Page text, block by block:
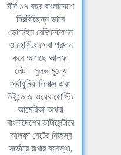
দীর্ঘ ১৭ বছর বাংলাদেশে
নিরবিচ্ছিন্ন ভাবে
ডোমেইন রেজিস্ট্রেশন
ও হোস্টিং সেবা প্রদান
করে আসছে আলফা
নেট। সুলভ মূল্যে
সর্বাধুনিক লিনাক্স এবং
উইন্ডোজ ওয়েব হোস্টিং
আমেরিকা অথবা
বাংলাদেশের ডাটাসেন্টারে
আলফা নেটের নিজস্ব
সার্ভারে রাখার ব্যবস্থা,